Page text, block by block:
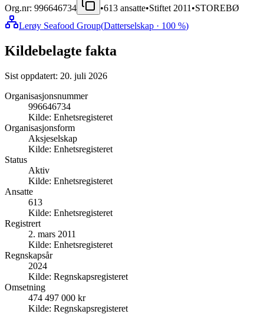
Org.nr: 996646734 •613 ansatte•Stiftet 2011 •STOREBØ
Lerøy Seafood Group(Datterselskap · 100 %)
Kildebelagte fakta
Sist oppdatert: 20. juli 2026
Organisasjonsnummer
996646734
Kilde: Enhetsregisteret
Organisasjonsform
Aksjeselskap
Kilde: Enhetsregisteret
Status
Aktiv
Kilde: Enhetsregisteret
Ansatte
613
Kilde: Enhetsregisteret
Registrert
2. mars 2011
Kilde: Enhetsregisteret
Regnskapsår
2024
Kilde: Regnskapsregisteret
Omsetning
474 497 000 kr
Kilde: Regnskapsregisteret